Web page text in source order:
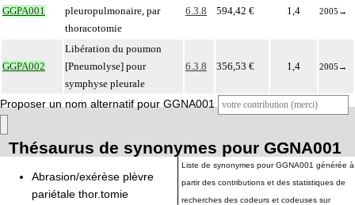
GGPA001
pleuropulmonaire, par
thoracotomie
6.3.8 594,42 € 1,4 2005 →
GGPA002
Libération du poumon
[Pneumolyse] pour
symphyse pleurale
6.3.8 356,53 € 1,4 2005 →
Proposer un nom alternatif pour GGNA001
Thésaurus de synonymes pour GGNA001
Abrasion/exérèse plèvre
pariétale thor.tomie
Liste de synonymes pour GGNA001 générée à
partir des contributions et des statistiques de
recherches des codeurs et codeuses sur